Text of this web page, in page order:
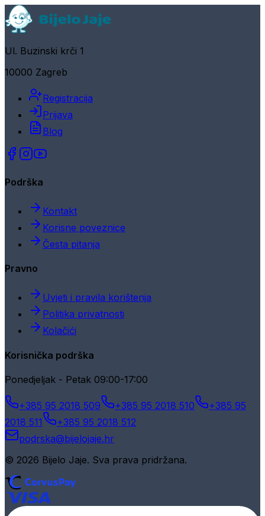
Ul. Buzinski krči 1
10000 Zagreb
Registracija
Prijava
Blog
Podrška
Kontakt
Korisne poveznice
Česta pitanja
Pravno
Uvjeti i pravila korištenja
Politika privatnosti
Kolačići
Korisnička podrška
Ponedjeljak - Petak 09:00-17:00
+385 95 2018 509 +385 95 2018 510
+385 95
2018 511
+385 95 2018 512
podrska@bijelojaje.hr
© 2026 Bijelo Jaje. Sva prava pridržana.